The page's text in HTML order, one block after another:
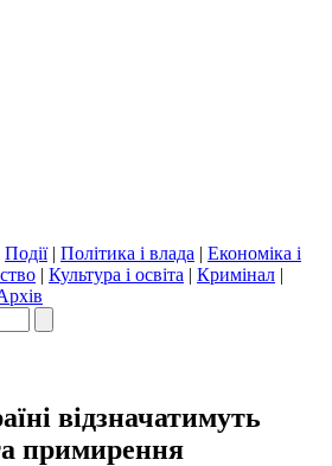
Події| Політика і влада | Економіка і
| Культура і освіта | Кримінал |
відзначатимуть
примирення